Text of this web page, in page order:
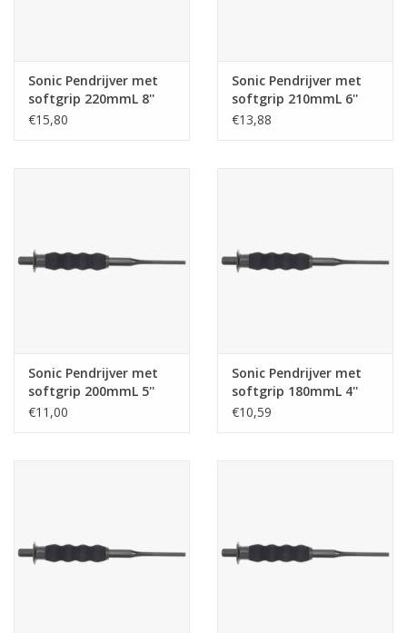
Sonic Pendrijver met
softgrip 220mmL 8''
€15,80
Sonic Pendrijver met
softgrip 210mmL 6''
€13,88
Sonic Pendrijver met
softgrip 200mmL 5''
€11,00
Sonic Pendrijver met
softgrip 180mmL 4''
€10,59